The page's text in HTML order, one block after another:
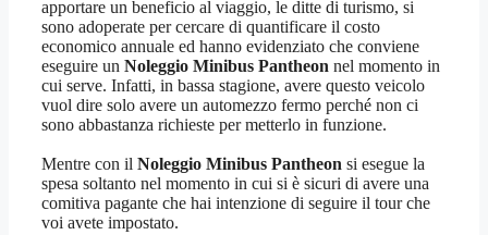
apportare un beneficio al viaggio, le ditte di turismo, si
sono adoperate per cercare di quantificare il costo
economico annuale ed hanno evidenziato che conviene
eseguire un Noleggio Minibus Pantheon nel momento in
cui serve. Infatti, in bassa stagione, avere questo veicolo
vuol dire solo avere un automezzo fermo perché non ci
sono abbastanza richieste per metterlo in funzione.
Mentre con il Noleggio Minibus Pantheon si esegue la
spesa soltanto nel momento in cui si è sicuri di avere una
comitiva pagante che hai intenzione di seguire il tour che
voi avete impostato.